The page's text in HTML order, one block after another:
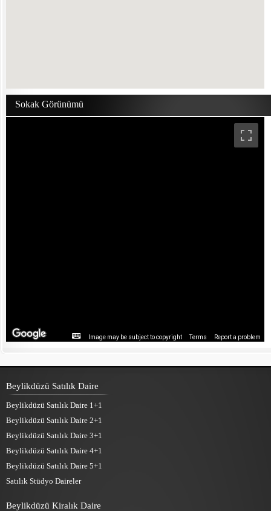
Sokak Görünümü
Image may be subject to copyright Terms Report a problem
Beylikdüzü Satılık Daire
Beylikdüzü Satılık Daire 1+1
Beylikdüzü Satılık Daire 2+1
Beylikdüzü Satılık Daire 3+1
Beylikdüzü Satılık Daire 4+1
Beylikdüzü Satılık Daire 5+1
Satılık Stüdyo Daireler
Beylikdüzü Kiralık Daire